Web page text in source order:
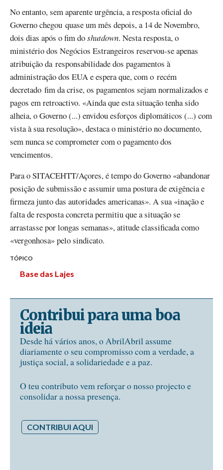
No entanto, sem aparente urgência, a resposta oficial do
Governo chegou quase um mês depois, a 14 de Novembro,
dois dias após o fim doshutdown. Nesta resposta, o
ministério dos Negócios Estrangeiros reservou-se apenas
atribuição da responsabilidade dos pagamentos à
administração dos EUA e espera que, com o recém
decretado fim da crise, os pagamentos sejam normalizados e
pagos em retroactivo. «Ainda que esta situação tenha sido
alheia, o Governo (...) envidou esforços diplomáticos (...) com
vista à sua resolução», destaca o ministério no documento,
sem nunca se comprometer com o pagamento dos
vencimentos.
Para o SITACEHTT/Açores, é tempo do Governo «abandonar
posição de submissão e assumir uma postura de exigência e
firmeza junto das autoridades americanas». A sua «inação e
falta de resposta concreta permitiu que a situação se
arrastasse por longas semanas», atitude classificada como
«vergonhosa» pelo sindicato.
TÓPICO
Base das Lajes
Contribui para uma boa
ideia
Desde há vários anos, o AbrilAbril assume
diariamente o seu compromisso com a verdade, a
justiça social, a solidariedade e a paz.
O teu contributo vem reforçar o nosso projecto e
consolidar a nossa presença.
CONTRIBUI AQUI